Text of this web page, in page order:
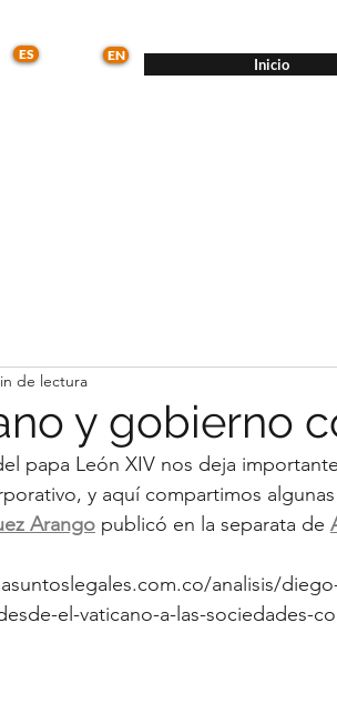
ES EN
Inicio
y gobierno
de lectura
papa León XIV nos deja
y aquí compartimos
Arango publicó en la separata de
analisis/
el-vaticano-a-las-sociedades-